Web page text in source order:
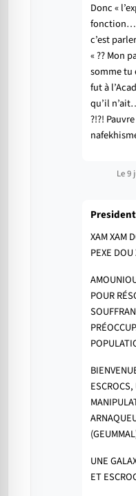
Donc «
fonction…
c’est
« ?? Mon
somme tu
fut à
qu’il
?!?!
Le 9
XAM XAM
PEXE DOU
POUR
UNE
ET